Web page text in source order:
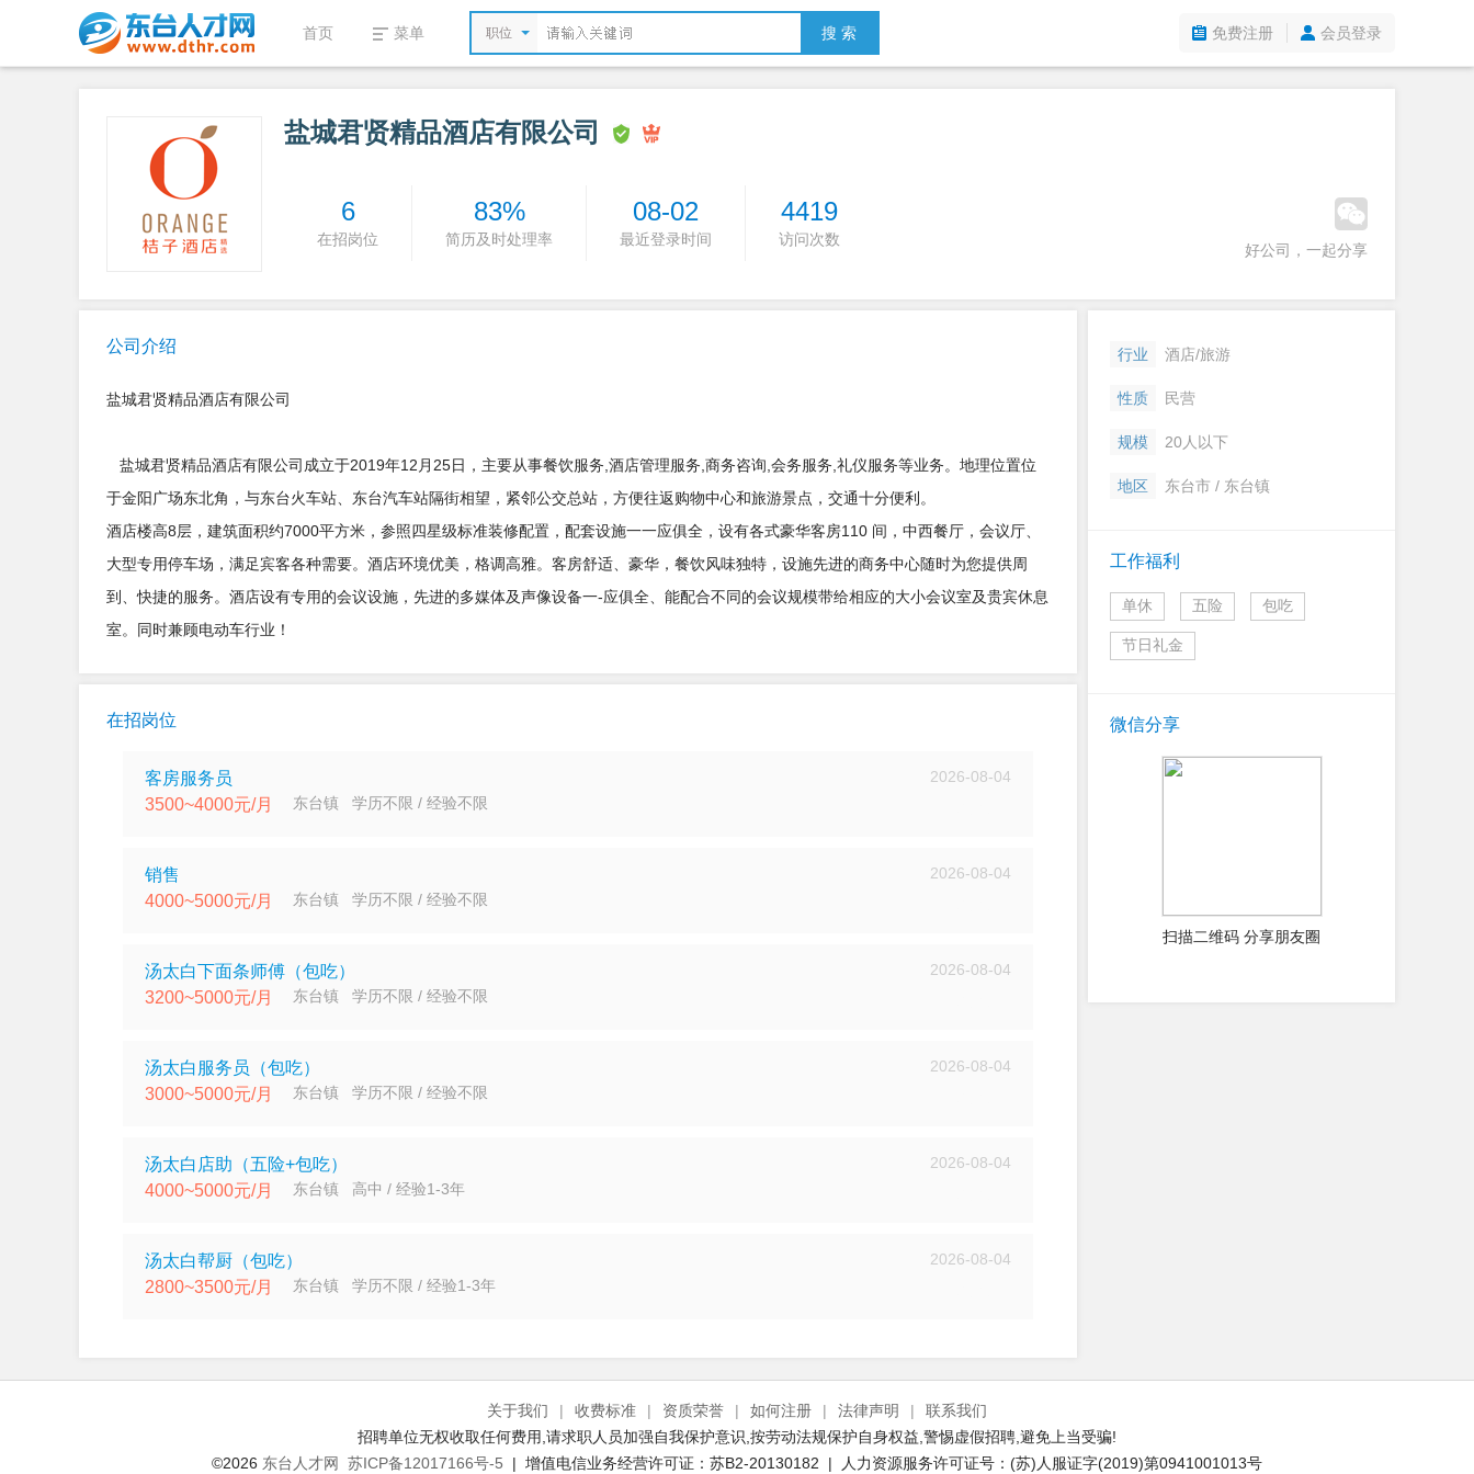
首页 菜单 职位 搜 索 免费注册 会员登录
盐城君贤精品酒店有限公司
6
在招岗位
83%
简历及时处理率
08-02
最近登录时间
4419
访问次数
好公司，一起分享
公司介绍
盐城君贤精品酒店有限公司
盐城君贤精品酒店有限公司成立于2019年12月25日，主要从事餐饮服务,酒店管理服务,商务咨询,会务服务,礼仪服务等业务。地理位置位
于金阳广场东北角，与东台火车站、东台汽车站隔街相望，紧邻公交总站，方便往返购物中心和旅游景点，交通十分便利。
酒店楼高8层，建筑面积约7000平方米，参照四星级标准装修配置，配套设施一一应俱全，设有各式豪华客房110 间，中西餐厅，会议厅、
大型专用停车场，满足宾客各种需要。酒店环境优美，格调高雅。客房舒适、豪华，餐饮风味独特，设施先进的商务中心随时为您提供周
到、快捷的服务。酒店设有专用的会议设施，先进的多媒体及声像设备一-应俱全、能配合不同的会议规模带给相应的大小会议室及贵宾休息
室。同时兼顾电动车行业！
在招岗位
客房服务员 2026-08-04
3500~4000元/月 东台镇 学历不限 / 经验不限
销售 2026-08-04
4000~5000元/月 东台镇 学历不限 / 经验不限
汤太白下面条师傅（包吃） 2026-08-04
3200~5000元/月 东台镇 学历不限 / 经验不限
汤太白服务员（包吃） 2026-08-04
3000~5000元/月 东台镇 学历不限 / 经验不限
汤太白店助（五险+包吃） 2026-08-04
4000~5000元/月 东台镇 高中 / 经验1-3年
汤太白帮厨（包吃） 2026-08-04
2800~3500元/月 东台镇 学历不限 / 经验1-3年
行业 酒店/旅游
性质 民营
规模 20人以下
地区 东台市 / 东台镇
工作福利
单休 五险 包吃
节日礼金
微信分享
扫描二维码 分享朋友圈
关于我们 | 收费标准 | 资质荣誉 | 如何注册 | 法律声明 |
联系我们
招聘单位无权收取任何费用,请求职人员加强自我保护意识,按劳动法规保护自身权益,警惕虚假招聘,避免上当受骗!
©2026 东台人才网 苏ICP备12017166号-5 | 增值电信业务经营许可证：苏B2-20130182 | 人力资源服务许可证号：(苏)人服证字(2019)第0941001013号